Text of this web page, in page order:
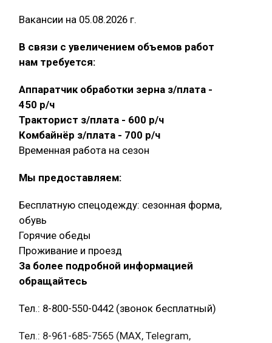
Вакансии на 05.08.2026 г.
В связи с увеличением объемов работ
нам требуется:
Аппаратчик обработки зерна з/плата -
450 р/ч
Тракторист з/плата - 600 р/ч
Комбайнёр з/плата - 700 р/ч
Временная работа на сезон
Мы предоставляем:
Бесплатную спецодежду: сезонная форма,
обувь
Горячие обеды
Проживание и проезд
За более подробной информацией
обращайтесь
Тел.: 8-800-550-0442 (звонок бесплатный)
Тел.: 8-961-685-7565 (МАХ, Telegram,